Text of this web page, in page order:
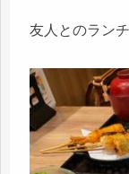
友人とのラン